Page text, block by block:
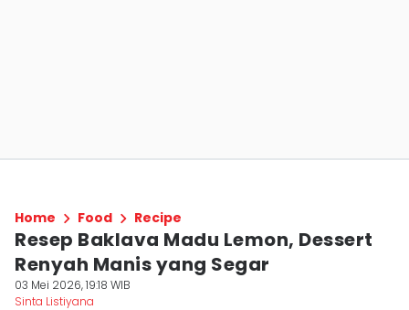
Home Food Recipe
Resep Baklava Madu Lemon, Dessert
Renyah Manis yang Segar
03 Mei 2026, 19:18 WIB
Sinta Listiyana